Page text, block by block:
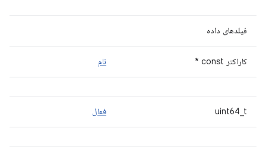
فیلدهای داده
کاراکتر const * نام
uint64_t فعال